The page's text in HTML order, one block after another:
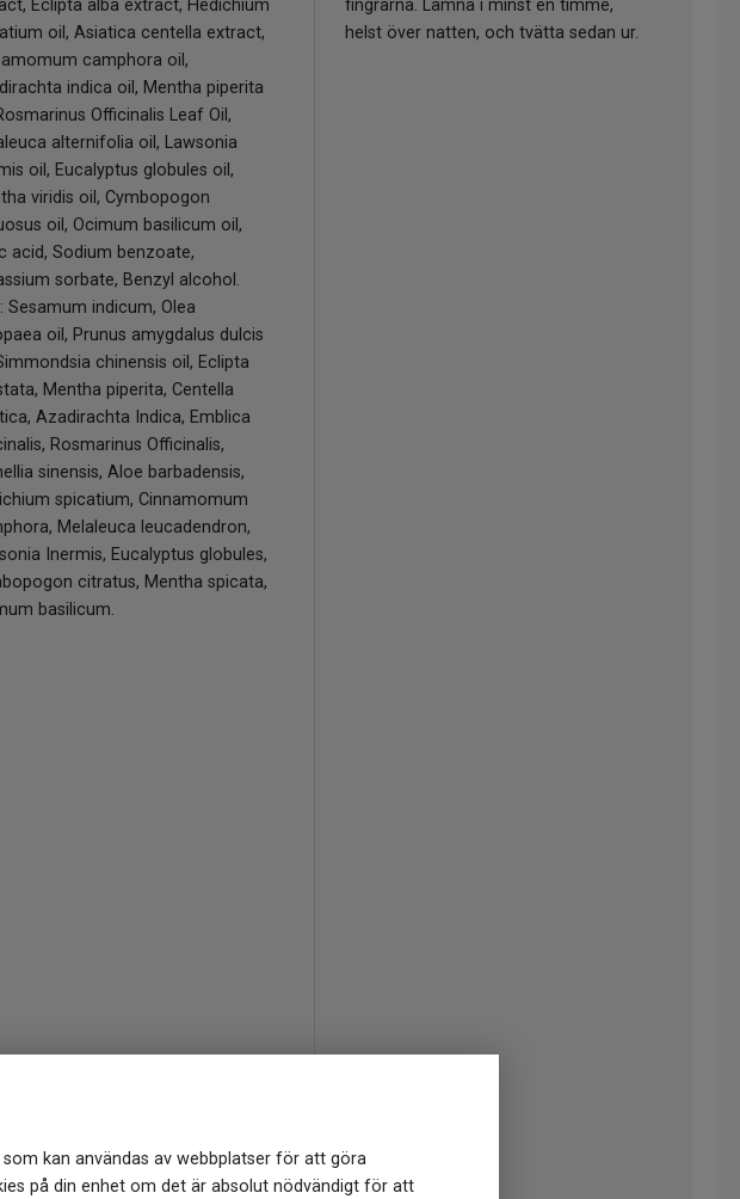
kan användas av webbplatser för att göra
på din enhet om det är absolut nödvändigt för att
Eclipta alba extract, Hedichium
oil, Asiatica centella extract,
camphora oil,
indica oil, Mentha piperita
Officinalis Leaf Oil,
alternifolia oil, Lawsonia
oil, Eucalyptus globules oil,
viridis oil, Cymbopogon
oil, Ocimum basilicum oil,
acid, Sodium benzoate,
sorbate, Benzyl alcohol.
Sesamum indicum, Olea
oil, Prunus amygdalus dulcis
chinensis oil, Eclipta
Mentha piperita, Centella
Azadirachta Indica, Emblica
Rosmarinus Officinalis,
sinensis, Aloe barbadensis,
spicatium, Cinnamomum
Melaleuca leucadendron,
Inermis, Eucalyptus globules,
citratus, Mentha spicata,
basilicum.
fingrarna. Lämna i minst en timme,
helst över natten, och tvätta sedan ur.